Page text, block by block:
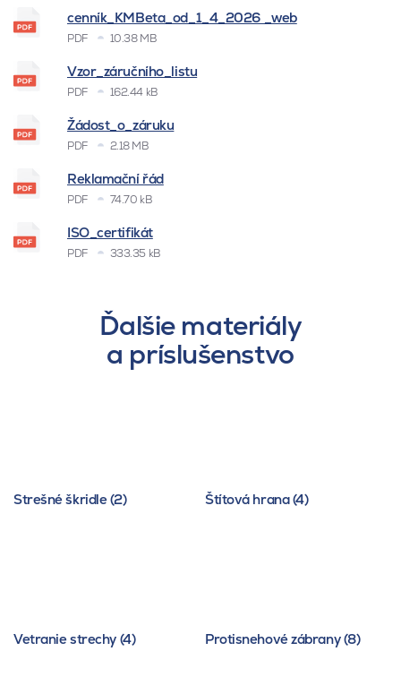
cenník_KMBeta_od_1_4_2026 _web
PDF 10.38 MB
Vzor_záručního_listu
PDF 162.44 kB
Žádost_o_záruku
PDF 2.18 MB
Reklamační řád
PDF 74.70 kB
ISO_certifikát
PDF 333.35 kB
Ďalšie materiály
a príslušenstvo
Strešné škridle (2) Štítová hrana (4)
Vetranie strechy (4) Protisnehové zábrany (8)